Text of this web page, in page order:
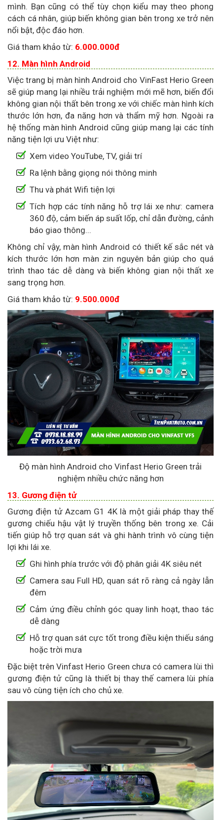
mình. Bạn cũng có thể tùy chọn kiểu may theo phong
cách cá nhân, giúp biến không gian bên trong xe trở nên
nổi bật, độc đáo hơn.
Giá tham khảo từ: 6.000.000đ
12. Màn hình Android
Việc trang bị màn hình Android cho VinFast Herio Green
sẽ giúp mang lại nhiều trải nghiệm mới mẽ hơn, biến đổi
không gian nội thất bên trong xe với chiếc màn hình kích
thước lớn hơn, đa năng hơn và thẩm mỹ hơn. Ngoài ra
hệ thống màn hình Android cũng giúp mang lại các tính
năng tiện lợi ưu Việt như:
Xem video YouTube, TV, giải trí
Ra lệnh bằng giọng nói thông minh
Thu và phát Wifi tiện lợi
Tích hợp các tính năng hỗ trợ lái xe như: camera
360 độ, cảm biến áp suất lốp, chỉ dẫn đường, cảnh
báo giao thông...
Không chỉ vậy, màn hình Android có thiết kế sắc nét và
kích thước lớn hơn màn zin nguyên bản giúp cho quá
trình thao tác dễ dàng và biến không gian nội thất xe
sang trọng hơn.
Giá tham khảo từ: 9.500.000đ
Độ màn hình Android cho Vinfast Herio Green trải
nghiệm nhiều chức năng hơn
13. Gương điện tử
Gương điện tử Azcam G1 4K là một giải pháp thay thế
gương chiếu hậu vật lý truyền thống bên trong xe. Cải
tiến giúp hỗ trợ quan sát và ghi hành trình vô cùng tiện
lợi khi lái xe.
Ghi hình phía trước với độ phân giải 4K siêu nét
Camera sau Full HD, quan sát rõ ràng cả ngày lẫn
đêm
Cảm ứng điều chỉnh góc quay linh hoạt, thao tác
dễ dàng
Hỗ trợ quan sát cực tốt trong điều kiện thiếu sáng
hoặc trời mưa
Đặc biệt trên Vinfast Herio Green chưa có camera lùi thì
gương điện tử cũng là thiết bị thay thế camera lùi phía
sau vô cùng tiện ích cho chủ xe.